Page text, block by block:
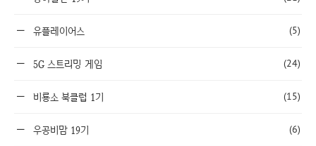
유플레이어스 (5)
5G 스트리밍 게임 (24)
비룡소 북클럽 1기 (15)
우공비맘 19기 (6)